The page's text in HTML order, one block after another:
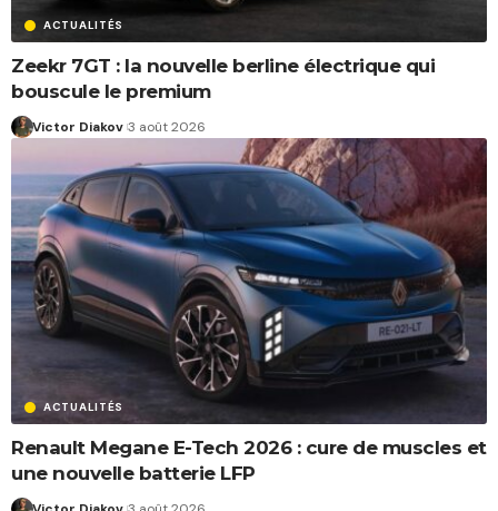
ACTUALITÉS
Zeekr 7GT : la nouvelle berline électrique qui
bouscule le premium
Victor Diakov 3 août 2026
ACTUALITÉS
Renault Megane E-Tech 2026 : cure de muscles et
une nouvelle batterie LFP